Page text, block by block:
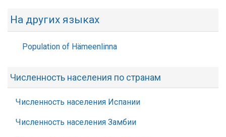
На других языках
Population of Hämeenlinna
Численность населения по странам
Численность населения Испании
Численность населения Замбии